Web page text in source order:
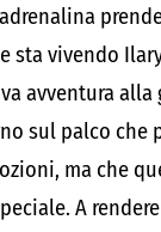
sta vivendo
avventura alla
sul palco che
ma che
A